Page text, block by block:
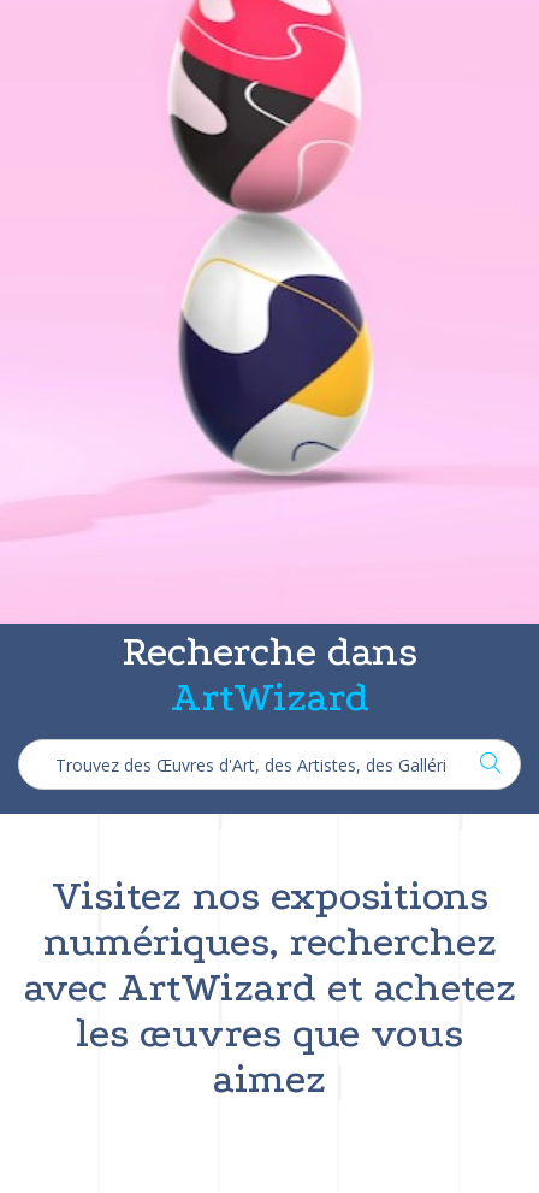
Recherche dans
ArtWizard
Visitez nos expositions
numériques, recherchez
avec ArtWizard et achetez
les œuvres que vous
aimez